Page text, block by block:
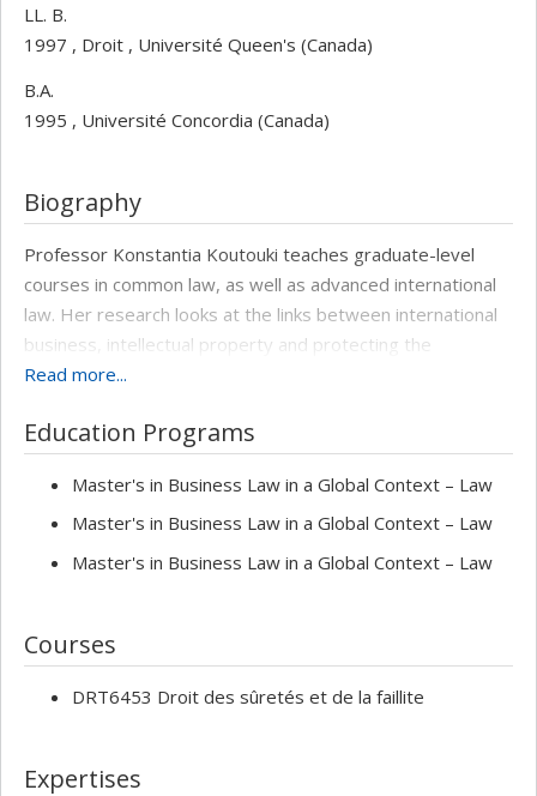
LL. B.
1997 , Droit , Université Queen's (Canada)
B.A.
1995 , Université Concordia (Canada)
Biography
Professor Konstantia Koutouki teaches graduate-level
courses in common law, as well as advanced international
law. Her research looks at the links between international
business, intellectual property and protecting the
environment. She has extensive expertise in international
specifically, the social, economic and cultural development
preservation of natural spaces and ancient knowledge, in
particular, as it concerns traditional medicine and
agriculture. As an invited professor and researcher,
resource for natural resources at the McGill University
Centre for International Sustainable Development Law
(CISDL).
Read more...
Education Programs
Master's in Business Law in a Global Context – Law
Master's in Business Law in a Global Context – Law
Master's in Business Law in a Global Context – Law
Courses
DRT6453 Droit des sûretés et de la faillite
Expertises